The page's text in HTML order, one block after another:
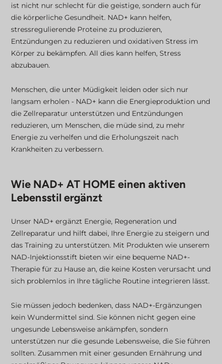
ist nicht nur schlecht für die geistige, sondern auch für
die körperliche Gesundheit. NAD+ kann helfen,
stressregulierende Proteine zu produzieren,
Entzündungen zu reduzieren und oxidativen Stress im
Körper zu bekämpfen. All dies kann helfen, Stress
abzubauen.
Menschen, die unter Müdigkeit leiden oder sich nur
langsam erholen - NAD+ kann die Energieproduktion und
die Zellreparatur unterstützen und Entzündungen
reduzieren, um Menschen, die müde sind, zu mehr
Energie zu verhelfen und die Erholungszeit nach
Krankheiten zu verbessern.
Wie NAD+ AT HOME einen aktiven
Lebensstil ergänzt
Unser NAD+ ergänzt Energie, Regeneration und
Zellreparatur und hilft dabei, Ihre Energie zu steigern und
das Training zu unterstützen. Mit Produkten wie unserem
NAD-Injektionsstift bieten wir eine bequeme NAD+-
Therapie für zu Hause an, die keine Kosten verursacht und
sich problemlos in Ihre tägliche Routine integrieren lässt.
Sie müssen jedoch bedenken, dass NAD+-Ergänzungen
kein Wundermittel sind. Sie können nicht gegen eine
ungesunde Lebensweise ankämpfen, sondern
unterstützen nur die gesunde Lebensweise, die Sie führen
sollten. Zusammen mit einer gesunden Ernährung und